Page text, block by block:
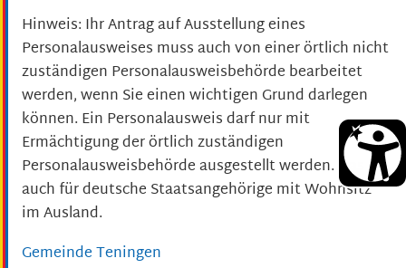
Hinweis: Ihr Antrag auf Ausstellung eines
Personalausweises muss auch von einer örtlich nicht
zuständigen Personalausweisbehörde bearbeitet
werden, wenn Sie einen wichtigen Grund darlegen
können. Ein Personalausweis darf nur mit
Ermächtigung der örtlich zuständigen
Personalausweisbehörde ausgestellt werden. Das gilt
auch für deutsche Staatsangehörige mit Wohnsitz
im Ausland.
Gemeinde Teningen